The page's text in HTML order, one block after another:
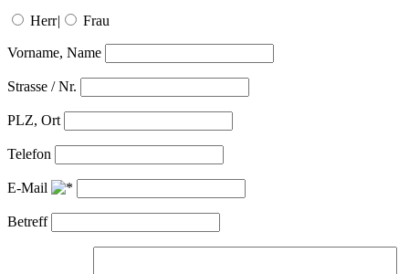
Herr| Frau
Vorname, Name
Strasse / Nr.
PLZ, Ort
Telefon
E-Mail
Betreff